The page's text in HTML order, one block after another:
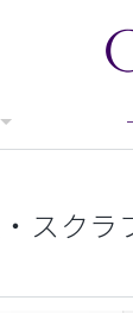
スク